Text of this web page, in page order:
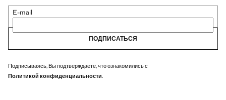
E-mail
ПОДПИСАТЬСЯ
Подписываясь, Вы подтверждаете, что ознакомились с
Политикой конфиденциальности.